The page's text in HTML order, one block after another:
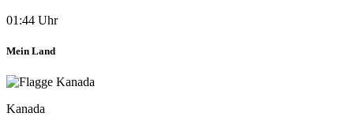
01:44 Uhr
Mein Land
Kanada